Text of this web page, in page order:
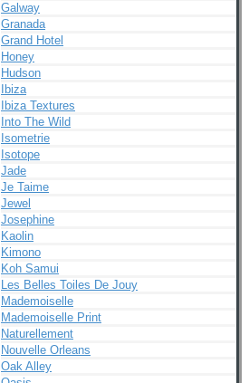
Galway
Granada
Grand Hotel
Honey
Hudson
Ibiza
Ibiza Textures
Into The Wild
Isometrie
Isotope
Jade
Je Taime
Jewel
Josephine
Kaolin
Kimono
Koh Samui
Les Belles Toiles De Jouy
Mademoiselle
Mademoiselle Print
Naturellement
Nouvelle Orleans
Oak Alley